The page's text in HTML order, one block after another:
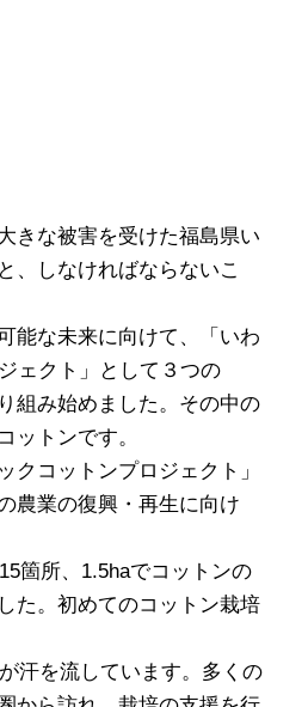
きな被害を受けた福島県い
、しなければならないこ
能な未来に向けて、「いわ
ェクト」として３つの
組み始めました。その中の
ットンです。
クコットンプロジェクト」
農業の復興・再生に向け
箇所、1.5haでコットンの
た。初めてのコットン栽培
汗を流しています。多くの